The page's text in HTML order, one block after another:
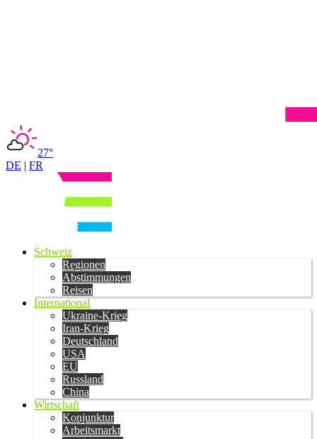
27°
DE | FR
Schweiz
Regionen
Abstimmungen
Reisen
International
Ukraine-Krieg
Iran-Krieg
Deutschland
USA
EU
Russland
China
Wirtschaft
Konjunktur
Arbeitsmarkt